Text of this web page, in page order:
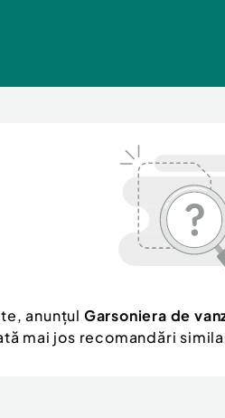
anunțul Garsoniera de
mai jos recomandări